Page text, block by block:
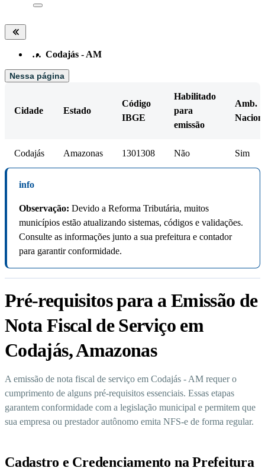
… Codajás - AM
Nessa página
Cidade Estado
Código
IBGE
Habilitado
para
emissão
Amb.
Codajás Amazonas 1301308 Não Sim
info
Observação: Devido a Reforma Tributária, muitos
municípios estão atualizando sistemas, códigos e validações.
Consulte as informações junto a sua prefeitura e contador
para garantir conformidade.
Pré-requisitos para a Emissão de
Nota Fiscal de Serviço em
Codajás, Amazonas
A emissão de nota fiscal de serviço em Codajás - AM requer o
cumprimento de alguns pré-requisitos essenciais. Essas etapas
garantem conformidade com a legislação municipal e permitem que
sua empresa ou prestador autônomo emita NFS-e de forma regular.
Cadastro e Credenciamento na Prefeitura